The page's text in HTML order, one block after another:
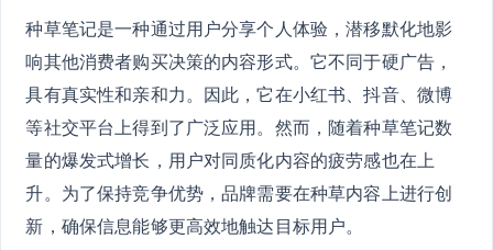
种草笔记是一种通过用户分享个人体验，潜移默化地影
响其他消费者购买决策的内容形式。它不同于硬广告，
具有真实性和亲和力。因此，它在小红书、抖音、微博
等社交平台上得到了广泛应用。然而，随着种草笔记数
量的爆发式增长，用户对同质化内容的疲劳感也在上
升。为了保持竞争优势，品牌需要在种草内容上进行创
新，确保信息能够更高效地触达目标用户。